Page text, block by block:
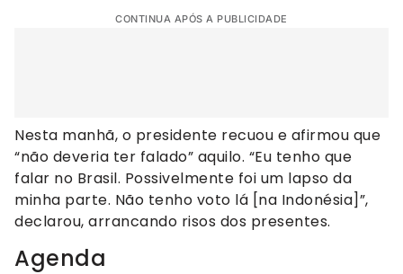
CONTINUA APÓS A PUBLICIDADE
Nesta manhã, o presidente recuou e afirmou que
“não deveria ter falado” aquilo. “Eu tenho que
falar no Brasil. Possivelmente foi um lapso da
minha parte. Não tenho voto lá [na Indonésia]”,
declarou, arrancando risos dos presentes.
Agenda